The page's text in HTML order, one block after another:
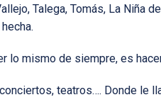
Talega, Tomás, La Niña
lo mismo de siempre, es
teatros…. Donde le